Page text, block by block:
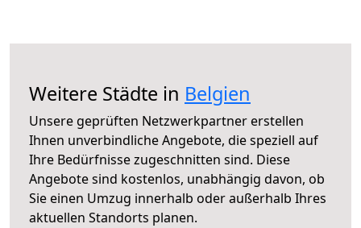
Weitere Städte in Belgien
Unsere geprüften Netzwerkpartner erstellen
Ihnen unverbindliche Angebote, die speziell auf
Ihre Bedürfnisse zugeschnitten sind. Diese
Angebote sind kostenlos, unabhängig davon, ob
Sie einen Umzug innerhalb oder außerhalb Ihres
aktuellen Standorts planen.